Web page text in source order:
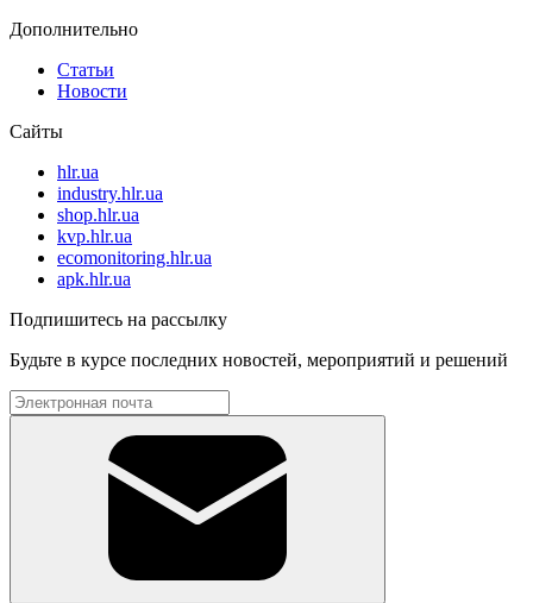
Дополнительно
Статьи
Новости
Сайты
hlr.ua
industry.hlr.ua
shop.hlr.ua
kvp.hlr.ua
ecomonitoring.hlr.ua
apk.hlr.ua
Подпишитесь на рассылку
Будьте в курсе последних новостей, мероприятий и решений